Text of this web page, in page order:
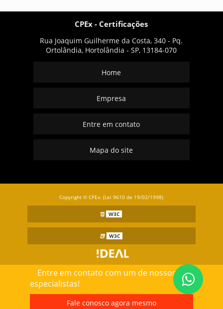
Entre em contato com um de nossos
especialistas!
Fale conosco agora mesmo
CPEx - Certificações
Rua Joaquim Guilherme da Costa, 340 - Pq.
Ortolândia, Hortolândia - SP, 13184-070
Home
Empresa
Entre em contato
Mapa do site
Copyright © CPEx. (Lei 9610 de 19/02/1998)
W3C
W3C